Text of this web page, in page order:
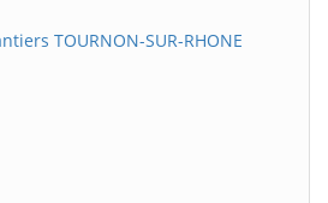
TOURNON-SUR-RHONE